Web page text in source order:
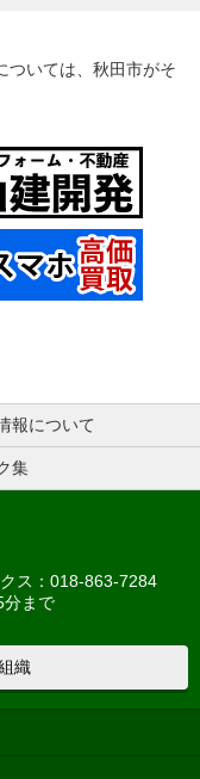
ついては、秋田市がそ
報について
集
ス：018-863-7284
分まで
織